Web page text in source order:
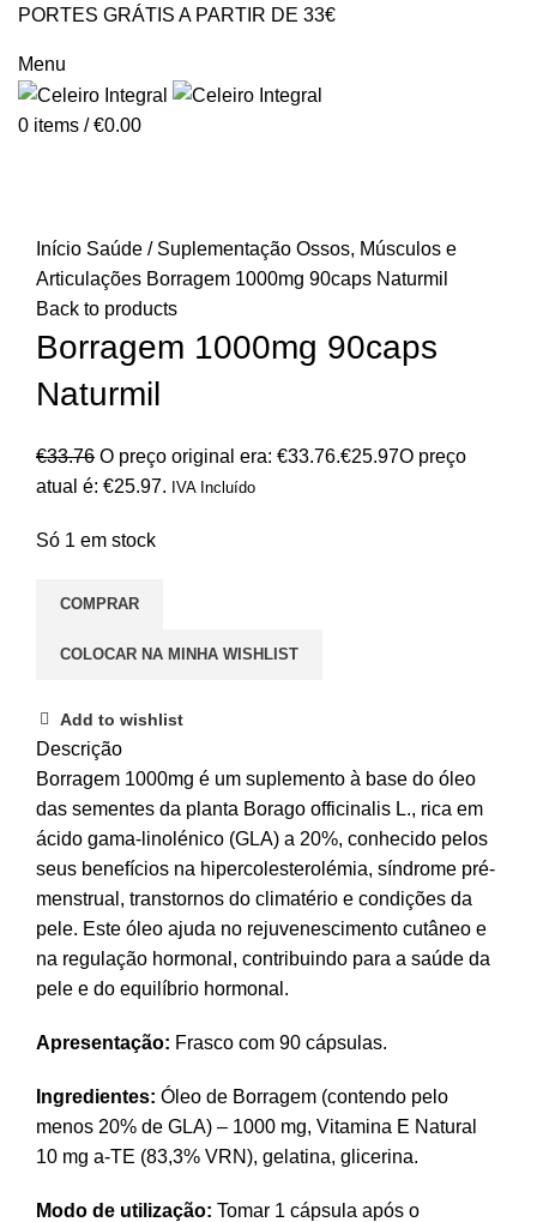
PORTES GRÁTIS A PARTIR DE 33€
Menu
0 items / €0.00
Início Saúde / Suplementação Ossos, Músculos e
Articulações Borragem 1000mg 90caps Naturmil
Back to products
Borragem 1000mg 90caps
Naturmil
€33.76 O preço original era: €33.76.€25.97O preço
atual é: €25.97. IVA Incluído
Só 1 em stock
COMPRAR
COLOCAR NA MINHA WISHLIST
Add to wishlist
Descrição
Borragem 1000mg é um suplemento à base do óleo
das sementes da planta Borago officinalis L., rica em
ácido gama-linolénico (GLA) a 20%, conhecido pelos
seus benefícios na hipercolesterolémia, síndrome pré-
menstrual, transtornos do climatério e condições da
pele. Este óleo ajuda no rejuvenescimento cutâneo e
na regulação hormonal, contribuindo para a saúde da
pele e do equilíbrio hormonal.
Apresentação: Frasco com 90 cápsulas.
Ingredientes: Óleo de Borragem (contendo pelo
menos 20% de GLA) – 1000 mg, Vitamina E Natural
10 mg a-TE (83,3% VRN), gelatina, glicerina.
Modo de utilização: Tomar 1 cápsula após o